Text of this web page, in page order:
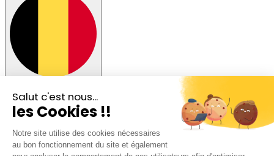
Salut c'est nous...
les Cookies !!
Notre site utilise des cookies nécessaires
au bon fonctionnement du site et également